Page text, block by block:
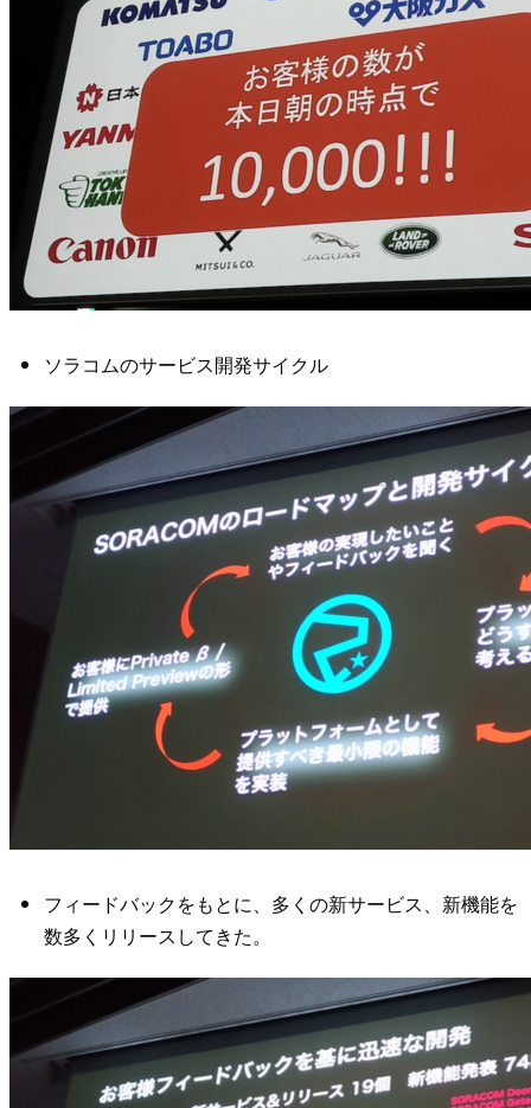
ソラコムのサービス開発サイクル
フィードバックをもとに、多くの新サービス、新機能を
数多くリリースしてきた。